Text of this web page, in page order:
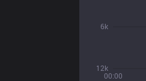
00:00
12k
6k